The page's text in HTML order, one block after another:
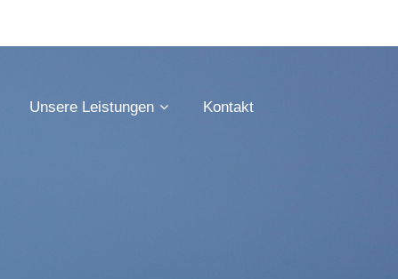
Unsere Leistungen Kontakt